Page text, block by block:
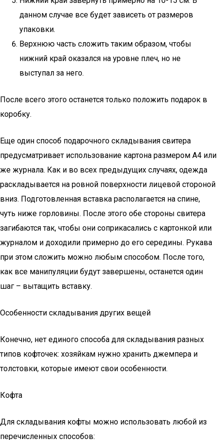
данном случае все будет зависеть от размеров
упаковки.
Верхнюю часть сложить таким образом, чтобы
нижний край оказался на уровне плеч, но не
выступал за него.
После всего этого останется только положить подарок в
коробку.
Еще один способ подарочного складывания свитера
предусматривает использование картона размером А4 или
же журнала. Как и во всех предыдущих случаях, одежда
раскладывается на ровной поверхности лицевой стороной
вниз. Подготовленная вставка располагается на спине,
чуть ниже горловины. После этого обе стороны свитера
загибаются так, чтобы они соприкасались с картонкой или
журналом и доходили примерно до его середины. Рукава
при этом сложить можно любым способом. После того,
как все манипуляции будут завершены, останется один
шаг – вытащить вставку.
Особенности складывания других вещей
Конечно, нет единого способа для складывания разных
типов кофточек: хозяйкам нужно хранить джемпера и
толстовки, которые имеют свои особенности.
Кофта
Для складывания кофты можно использовать любой из
перечисленных способов: